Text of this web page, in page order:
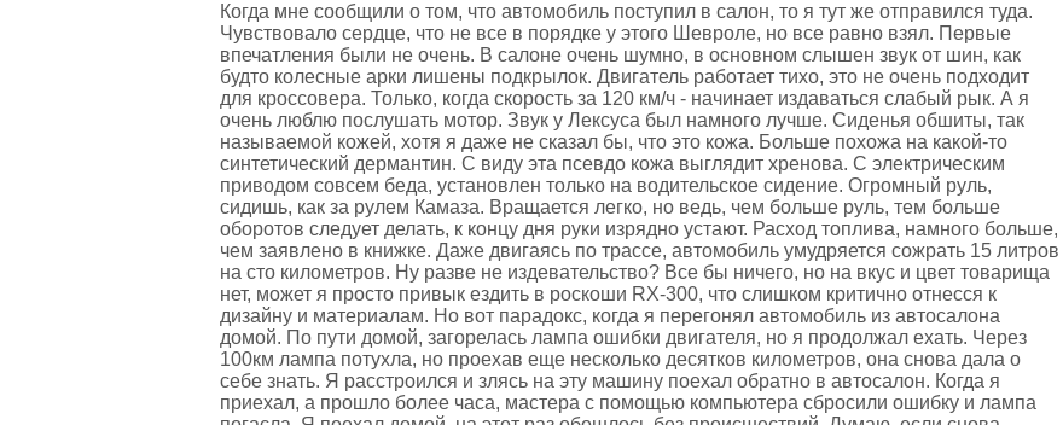
Когда мне сообщили о том, что автомобиль поступил в салон, то я тут же отправился туда.
Чувствовало сердце, что не все в порядке у этого Шевроле, но все равно взял. Первые
впечатления были не очень. В салоне очень шумно, в основном слышен звук от шин, как
будто колесные арки лишены подкрылок. Двигатель работает тихо, это не очень подходит
для кроссовера. Только, когда скорость за 120 км/ч - начинает издаваться слабый рык. А я
очень люблю послушать мотор. Звук у Лексуса был намного лучше. Сиденья обшиты, так
называемой кожей, хотя я даже не сказал бы, что это кожа. Больше похожа на какой-то
синтетический дермантин. С виду эта псевдо кожа выглядит хренова. С электрическим
приводом совсем беда, установлен только на водительское сидение. Огромный руль,
сидишь, как за рулем Камаза. Вращается легко, но ведь, чем больше руль, тем больше
оборотов следует делать, к концу дня руки изрядно устают. Расход топлива, намного больше,
чем заявлено в книжке. Даже двигаясь по трассе, автомобиль умудряется сожрать 15 литров
на сто километров. Ну разве не издевательство? Все бы ничего, но на вкус и цвет товарища
нет, может я просто привык ездить в роскоши RX-300, что слишком критично отнесся к
дизайну и материалам. Но вот парадокс, когда я перегонял автомобиль из автосалона
домой. По пути домой, загорелась лампа ошибки двигателя, но я продолжал ехать. Через
100км лампа потухла, но проехав еще несколько десятков километров, она снова дала о
себе знать. Я расстроился и злясь на эту машину поехал обратно в автосалон. Когда я
приехал, а прошло более часа, мастера с помощью компьютера сбросили ошибку и лампа